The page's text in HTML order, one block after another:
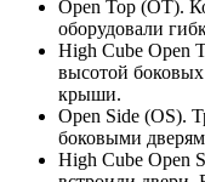
Open Top (OT).
оборудовали
High Cube Open
высотой
крыши.
Open Side (OS).
боковыми
High Cube Open